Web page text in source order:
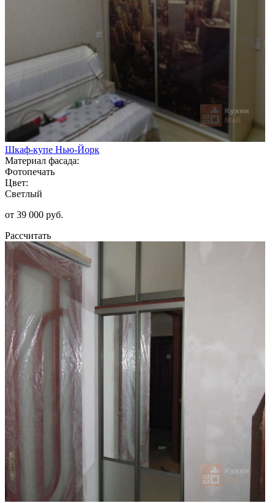
Шкаф-купе Нью-Йорк
Материал фасада:
Фотопечать
Цвет:
Светлый
от 39 000 руб.
Рассчитать